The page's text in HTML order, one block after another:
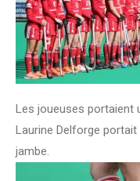
Les joueuses portaient
Laurine Delforge
jambe.